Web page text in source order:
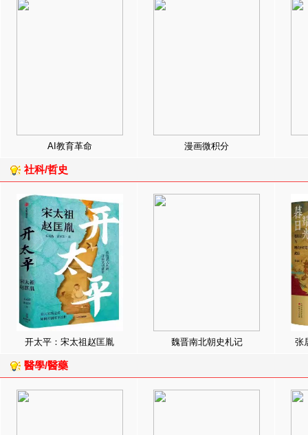
AI教育革命 漫画微积分
社科/哲史
开太平：宋太祖赵匡胤 魏晋南北朝史札记 张
醫學/醫藥